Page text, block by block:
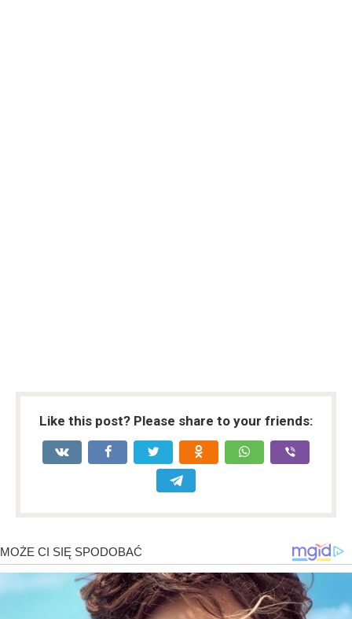
Like this post? Please share to your friends: